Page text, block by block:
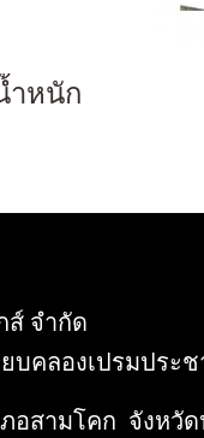
ำหนัก
ส์ จำกัด
บคลองเปรมประช
อสามโคก จังหวั